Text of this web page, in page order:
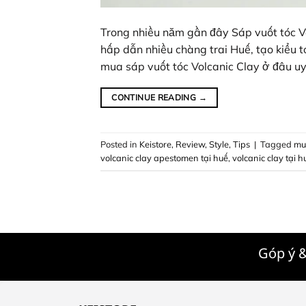
Trong nhiều năm gần đây Sáp vuốt tóc
hấp dẫn nhiều chàng trai Huế, tạo kiểu
mua sáp vuốt tóc Volcanic Clay ở đâu
CONTINUE READING →
Posted in Keistore, Review, Style, Tips | Tagged
volcanic clay apestomen tại huế, volcanic clay tại
Góp ý